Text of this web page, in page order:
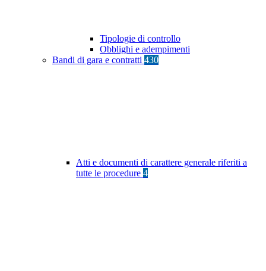
Tipologie di controllo
Obblighi e adempimenti
Bandi di gara e contratti 430
Atti e documenti di carattere generale riferiti a
tutte le procedure 4